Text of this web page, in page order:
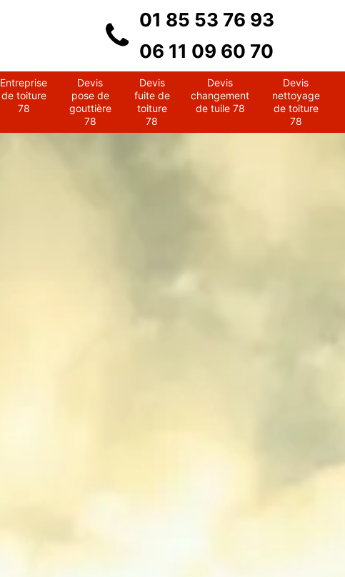
01 85 53 76 93
06 11 09 60 70
Entreprise
de toiture
78
Devis
pose de
gouttière
78
Devis
fuite de
toiture
78
Devis
changement
de tuile 78
Devis
nettoyage
de toiture
78